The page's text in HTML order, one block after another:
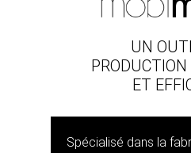
UN
ET
Spécialisé dans la